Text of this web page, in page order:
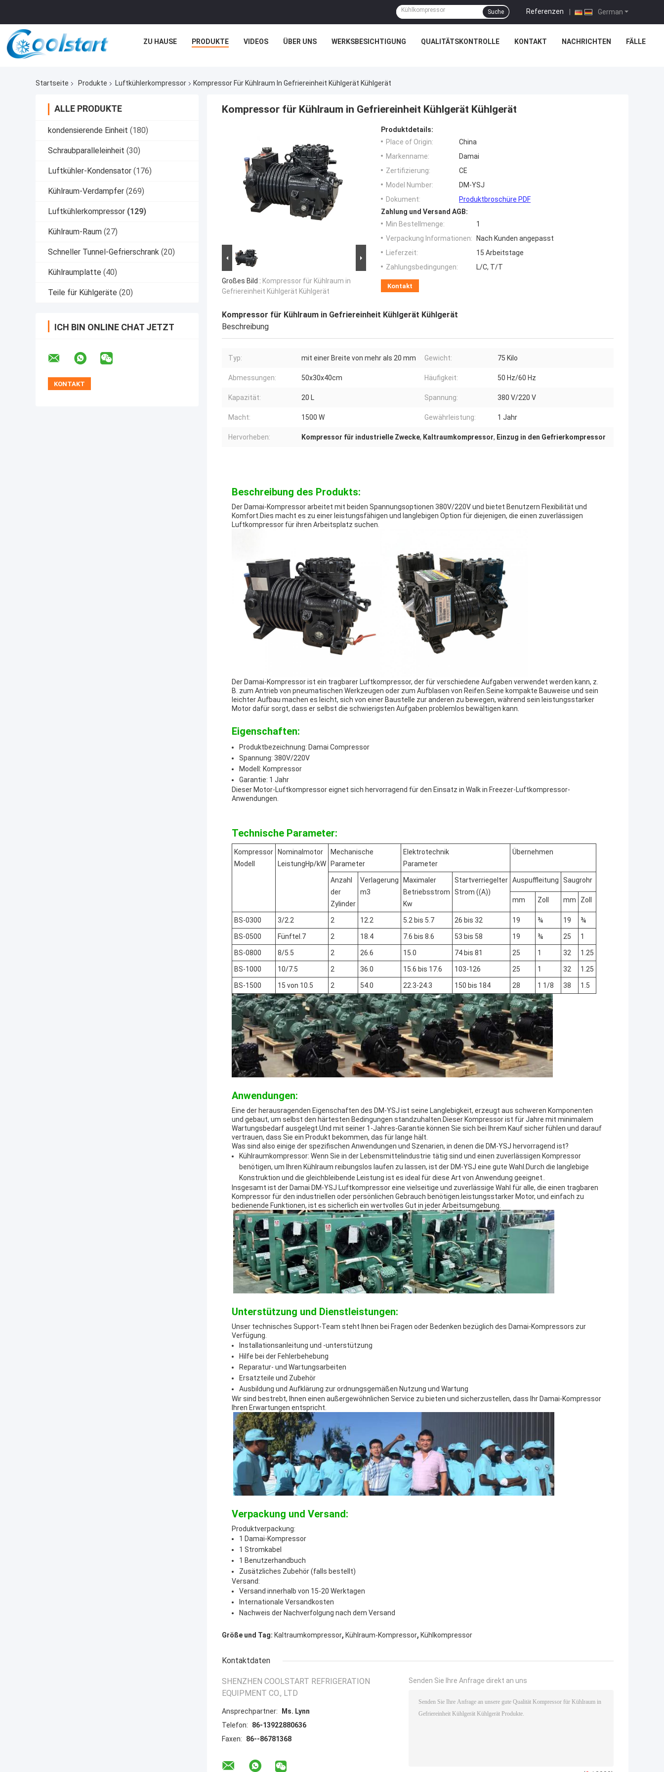
German
Referenzen |
Suche
ZU HAUSE PRODUKTE VIDEOS ÜBER UNS WERKSBESICHTIGUNG QUALITÄTSKONTROLLE KONTAKT NACHRICHTEN FÄLLE
Startseite Produkte Luftkühlerkompressor Kompressor Für Kühlraum In Gefriereinheit Kühlgerät Kühlgerät
ALLE PRODUKTE
kondensierende Einheit (180)
Schraubparalleleinheit (30)
Luftkühler-Kondensator (176)
Kühlraum-Verdampfer (269)
Luftkühlerkompressor (129)
Kühlraum-Raum (27)
Schneller Tunnel-Gefrierschrank (20)
Kühlraumplatte (40)
Teile für Kühlgeräte (20)
ICH BIN ONLINE CHAT JETZT
Kompressor für Kühlraum in Gefriereinheit Kühlgerät Kühlgerät
Großes Bild : Kompressor für Kühlraum in
Gefriereinheit Kühlgerät Kühlgerät
Produktdetails:
Place of Origin:
China
Markenname:
Damai
Zertifizierung:
CE
Model Number:
DM-YSJ
Dokument:
Produktbroschüre PDF
Zahlung und Versand AGB:
Min Bestellmenge:
1
Verpackung Informationen:
Nach Kunden angepasst
Lieferzeit:
15 Arbeitstage
Zahlungsbedingungen:
L/C, T/T
Kontakt
Kompressor für Kühlraum in Gefriereinheit Kühlgerät Kühlgerät
Beschreibung
Typ: mit einer Breite von mehr als 20 mm Gewicht: 75 Kilo
Abmessungen: 50x30x40cm Häufigkeit: 50 Hz/60 Hz
Kapazität: 20 L Spannung: 380 V/220 V
Macht: 1500 W Gewährleistung: 1 Jahr
Hervorheben: Kompressor für industrielle Zwecke, Kaltraumkompressor, Einzug in den Gefrierkompressor
Beschreibung des Produkts:
Der Damai-Kompressor arbeitet mit beiden Spannungsoptionen 380V/220V und bietet Benutzern Flexibilität und
Komfort.Dies macht es zu einer leistungsfähigen und langlebigen Option für diejenigen, die einen zuverlässigen
Luftkompressor für ihren Arbeitsplatz suchen.
Der Damai-Kompressor ist ein tragbarer Luftkompressor, der für verschiedene Aufgaben verwendet werden kann, z.
B. zum Antrieb von pneumatischen Werkzeugen oder zum Aufblasen von Reifen.Seine kompakte Bauweise und sein
leichter Aufbau machen es leicht, sich von einer Baustelle zur anderen zu bewegen, während sein leistungsstarker
Motor dafür sorgt, dass er selbst die schwierigsten Aufgaben problemlos bewältigen kann.
Eigenschaften:
Produktbezeichnung: Damai Compressor
Spannung: 380V/220V
Modell: Kompressor
Garantie: 1 Jahr
Dieser Motor-Luftkompressor eignet sich hervorragend für den Einsatz in Walk in Freezer-Luftkompressor-
Anwendungen.
Technische Parameter:
Kompressor
Modell
Nominalmotor
LeistungHp/kW
Mechanische
Parameter
Elektrotechnik
Parameter
Übernehmen
Anzahl
der
Zylinder
Verlagerung
m3
Maximaler
Betriebsstrom
Kw
Startverriegelter
Strom ((A))
Auspuffleitung Saugrohr
mm Zoll mm Zoll
BS-0300 3/2.2 2 12.2 5.2 bis 5.7 26 bis 32 19 ¾ 19 ¾
BS-0500 Fünftel.7 2 18.4 7.6 bis 8.6 53 bis 58 19 ¾ 25 1
BS-0800 8/5.5 2 26.6 15.0 74 bis 81 25 1 32 1.25
BS-1000 10/7.5 2 36.0 15.6 bis 17.6 103-126 25 1 32 1.25
BS-1500 15 von 10.5 2 54.0 22.3-24.3 150 bis 184 28 1 1/8 38 1.5
Anwendungen:
Eine der herausragenden Eigenschaften des DM-YSJ ist seine Langlebigkeit, erzeugt aus schweren Komponenten
und gebaut, um selbst den härtesten Bedingungen standzuhalten.Dieser Kompressor ist für Jahre mit minimalem
Wartungsbedarf ausgelegt.Und mit seiner 1-Jahres-Garantie können Sie sich bei Ihrem Kauf sicher fühlen und darauf
vertrauen, dass Sie ein Produkt bekommen, das für lange hält.
Was sind also einige der spezifischen Anwendungen und Szenarien, in denen die DM-YSJ hervorragend ist?
Kühlraumkompressor: Wenn Sie in der Lebensmittelindustrie tätig sind und einen zuverlässigen Kompressor
benötigen, um Ihren Kühlraum reibungslos laufen zu lassen, ist der DM-YSJ eine gute Wahl.Durch die langlebige
Konstruktion und die gleichbleibende Leistung ist es ideal für diese Art von Anwendung geeignet..
Insgesamt ist der Damai DM-YSJ Luftkompressor eine vielseitige und zuverlässige Wahl für alle, die einen tragbaren
Kompressor für den industriellen oder persönlichen Gebrauch benötigen.leistungsstarker Motor, und einfach zu
bedienende Funktionen, ist es sicherlich ein wertvolles Gut in jeder Arbeitsumgebung.
Unterstützung und Dienstleistungen:
Unser technisches Support-Team steht Ihnen bei Fragen oder Bedenken bezüglich des Damai-Kompressors zur
Verfügung.
Installationsanleitung und -unterstützung
Hilfe bei der Fehlerbehebung
Reparatur- und Wartungsarbeiten
Ersatzteile und Zubehör
Ausbildung und Aufklärung zur ordnungsgemäßen Nutzung und Wartung
Wir sind bestrebt, Ihnen einen außergewöhnlichen Service zu bieten und sicherzustellen, dass Ihr Damai-Kompressor
Ihren Erwartungen entspricht.
Verpackung und Versand:
Produktverpackung:
1 Damai-Kompressor
1 Stromkabel
1 Benutzerhandbuch
Zusätzliches Zubehör (falls bestellt)
Versand:
Versand innerhalb von 15-20 Werktagen
Internationale Versandkosten
Nachweis der Nachverfolgung nach dem Versand
Größe und Tag: Kaltraumkompressor, Kühlraum-Kompressor, Kühlkompressor
Kontaktdaten
SHENZHEN COOLSTART REFRIGERATION
EQUIPMENT CO., LTD
Ansprechpartner:
Ms. Lynn
Telefon:
86-13922880636
Faxen:
86--86781368
Senden Sie Ihre Anfrage direkt an uns